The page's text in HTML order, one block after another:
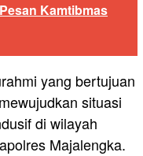
Kamtibmas
yang bertujuan
situasi
di wilayah
Majalengka.